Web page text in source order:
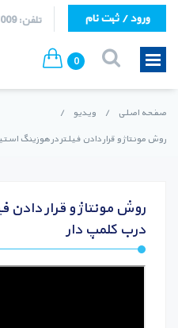
تلفن: 77297009-021 ورود / ثبت نام
0
صفحه اصلی / ویدیو
/
روش مونتاژ و قرار دادن فیلتر در هوزینگ
روش مونتاژ و قرار دادن
درب کلمپ دار